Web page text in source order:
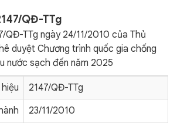
QĐ-TTg
QĐ-TTg ngày 24/11/2010 của Thủ
duyệt Chương trình quốc gia chống
nước sạch đến năm 2025
2147/QĐ-TTg
23/11/2010